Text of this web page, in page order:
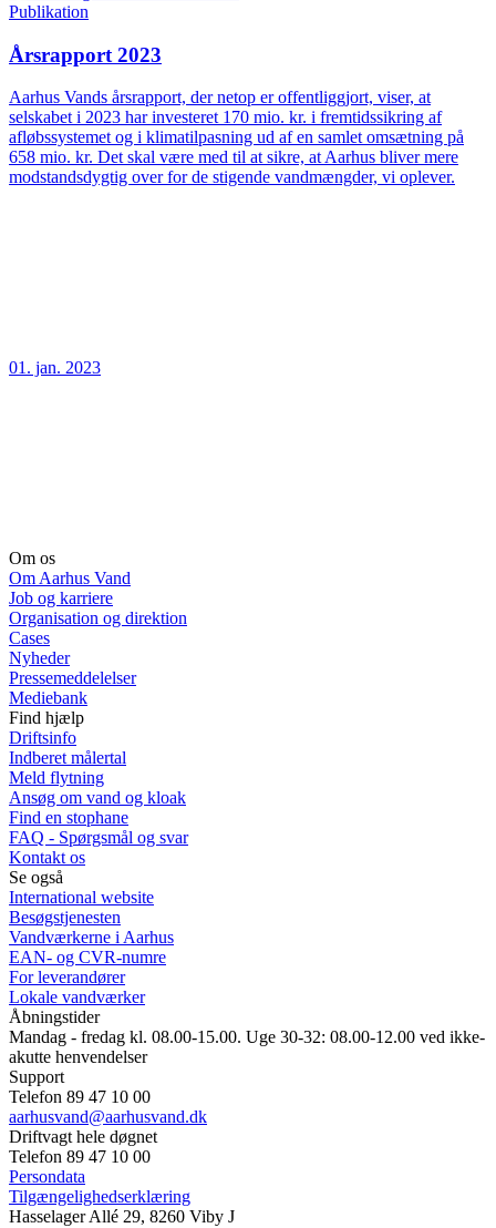
Publikation
Årsrapport 2023
Aarhus Vands årsrapport, der netop er offentliggjort, viser, at
selskabet i 2023 har investeret 170 mio. kr. i fremtidssikring af
afløbssystemet og i klimatilpasning ud af en samlet omsætning på
658 mio. kr. Det skal være med til at sikre, at Aarhus bliver mere
modstandsdygtig over for de stigende vandmængder, vi oplever.
01. jan. 2023
Om os
Om Aarhus Vand
Job og karriere
Organisation og direktion
Cases
Nyheder
Pressemeddelelser
Mediebank
Find hjælp
Driftsinfo
Indberet målertal
Meld flytning
Ansøg om vand og kloak
Find en stophane
FAQ - Spørgsmål og svar
Kontakt os
Se også
International website
Besøgstjenesten
Vandværkerne i Aarhus
EAN- og CVR-numre
For leverandører
Lokale vandværker
Åbningstider
Mandag - fredag kl. 08.00-15.00. Uge 30-32: 08.00-12.00 ved ikke-
akutte henvendelser
Support
Telefon 89 47 10 00
aarhusvand@aarhusvand.dk
Driftvagt hele døgnet
Telefon 89 47 10 00
Persondata
Tilgængelighedserklæring
Hasselager Allé 29, 8260 Viby J